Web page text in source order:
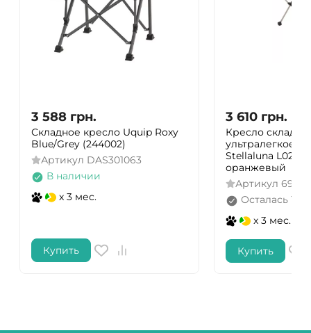
3 588 грн.
Складное кресло Uquip Roxy
Blue/Grey (244002)
Артикул DAS301063
В наличии
x 3 мес.
Купить
3 610 грн.
Кресло
ультралегкое
Stellaluna L02
оранжевый
Артикул
Осталась 1
x 3 мес.
Купить